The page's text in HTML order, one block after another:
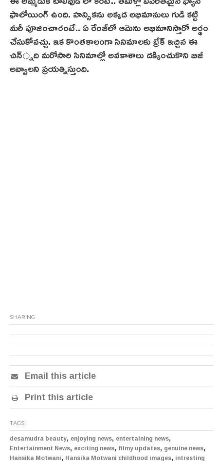
ఫాలోయింగ్ ఉంది. హన్సికను అక్కడ అభిమానులు గుడి కట్టి
మరీ పూజించారంటే.. ఏ రేంజ్‌లో ఆమెను అభిమానిస్తారో అర్థం
చేసుకోవచ్చు. ఇక కొంతకాలంగా సినిమాలకు బ్రేక్ ఇచ్చిన ఈ
చిన్్న‌ది మరోసారి సినిమాల్లో అవకాశాలు దక్కించుకొని బిజీ
అవ్వాలని ప్రయత్నిస్తుంది.
SHARING
Email this article
Print this article
TAGS
desamudra beauty, enjoying news, entertaining news,
Entertainment News, exciting news, filmy updates, genuine news,
Hansika Motwani, Hansika Motwani childhood images, intresting